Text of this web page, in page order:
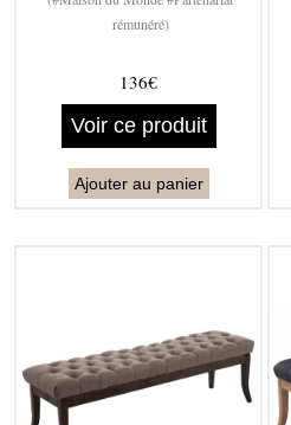
rémunéré)
136€
Voir ce produit
Ajouter au panier